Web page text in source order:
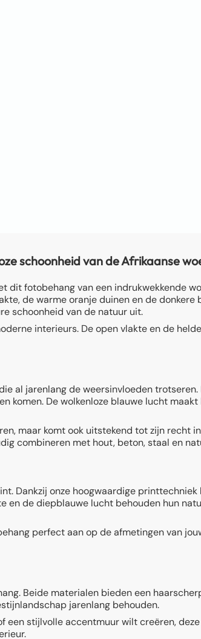
schoonheid van de Afrikaanse
fotobehang van een indrukwekkende
de warme oranje duinen en de
schoonheid van de natuur uit.
interieurs. De open vlakte en de
al jarenlang de weersinvloeden
komen. De wolkenloze blauwe lucht
maar komt ook uitstekend tot zijn recht
combineren met hout, beton, staal en
Dankzij onze hoogwaardige
de diepblauwe lucht behouden hun
perfect aan op de afmetingen van
Beide materialen bieden een
jarenlang behouden.
stijlvolle accentmuur wilt creëren,